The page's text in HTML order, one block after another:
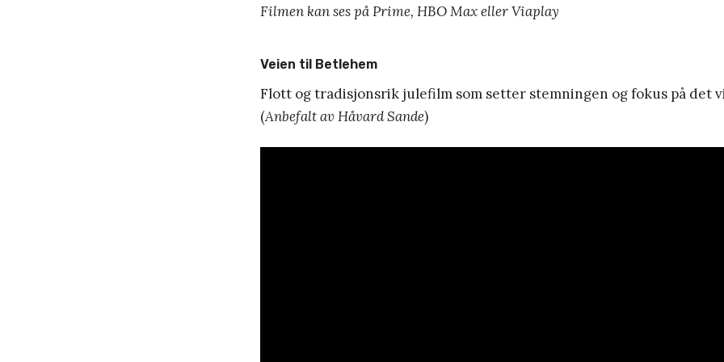
Filmen kan ses på Prime, HBO Max eller Viaplay
Veien til Betlehem
Flott og tradisjonsrik julefilm som setter stemningen og fokus på det
(Anbefalt av Håvard Sande)